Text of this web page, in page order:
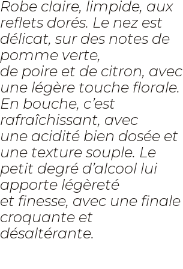
Robe claire, limpide, aux
reflets dorés. Le nez est
délicat, sur des notes de
pomme verte,
de poire et de citron, avec
une légère touche florale.
En bouche, c’est
rafraîchissant, avec
une acidité bien dosée et
une texture souple. Le
petit degré d’alcool lui
apporte légèreté
et finesse, avec une finale
croquante et
désaltérante.